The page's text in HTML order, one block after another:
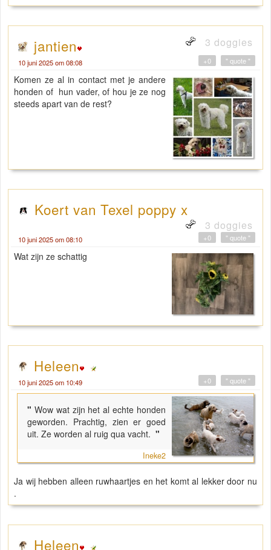
jantien 3 doggies
10 juni 2025 om 08:08 " quote "
+0
Komen ze al in contact met je andere
honden of hun vader, of hou je ze nog
steeds apart van de rest?
Koert van Texel poppy x
3 doggies
10 juni 2025 om 08:10 " quote "
+0
Wat zijn ze schattig
Heleen
10 juni 2025 om 10:49 " quote "
+0
" Wow wat zijn het al echte honden
geworden. Prachtig, zien er goed
uit. Ze worden al ruig qua vacht. "
Ineke2
Ja wij hebben alleen ruwhaartjes en het komt al lekker door nu
.
Heleen